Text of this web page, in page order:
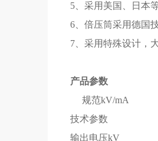
5、采用美国、日本
6、倍压筒采用德国
7、 采用特殊设计，
产品参数
规范kV/mA
技术参数
输出电压kV